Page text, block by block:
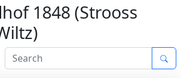
1848 (Strooss